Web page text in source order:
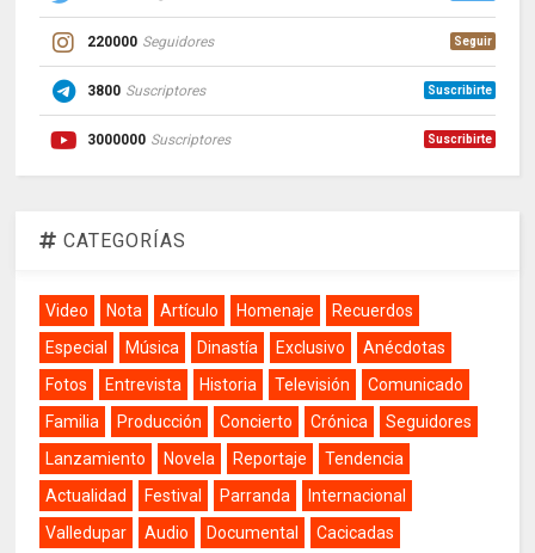
220000 Seguidores Seguir
3800 Suscriptores Suscribirte
3000000 Suscriptores Suscribirte
CATEGORÍAS
Video Nota Artículo Homenaje
Recuerdos
Especial
Música Dinastía Exclusivo
Anécdotas
Fotos
Entrevista Historia Televisión
Comunicado
Familia
Producción Concierto Crónica
Seguidores
Lanzamiento
Novela Reportaje
Tendencia
Actualidad
Festival Parranda
Internacional
Valledupar
Audio Documental
Cacicadas